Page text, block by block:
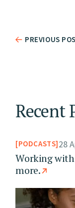
PREVIOUS
Recent
PODCASTS 28
Working
more.